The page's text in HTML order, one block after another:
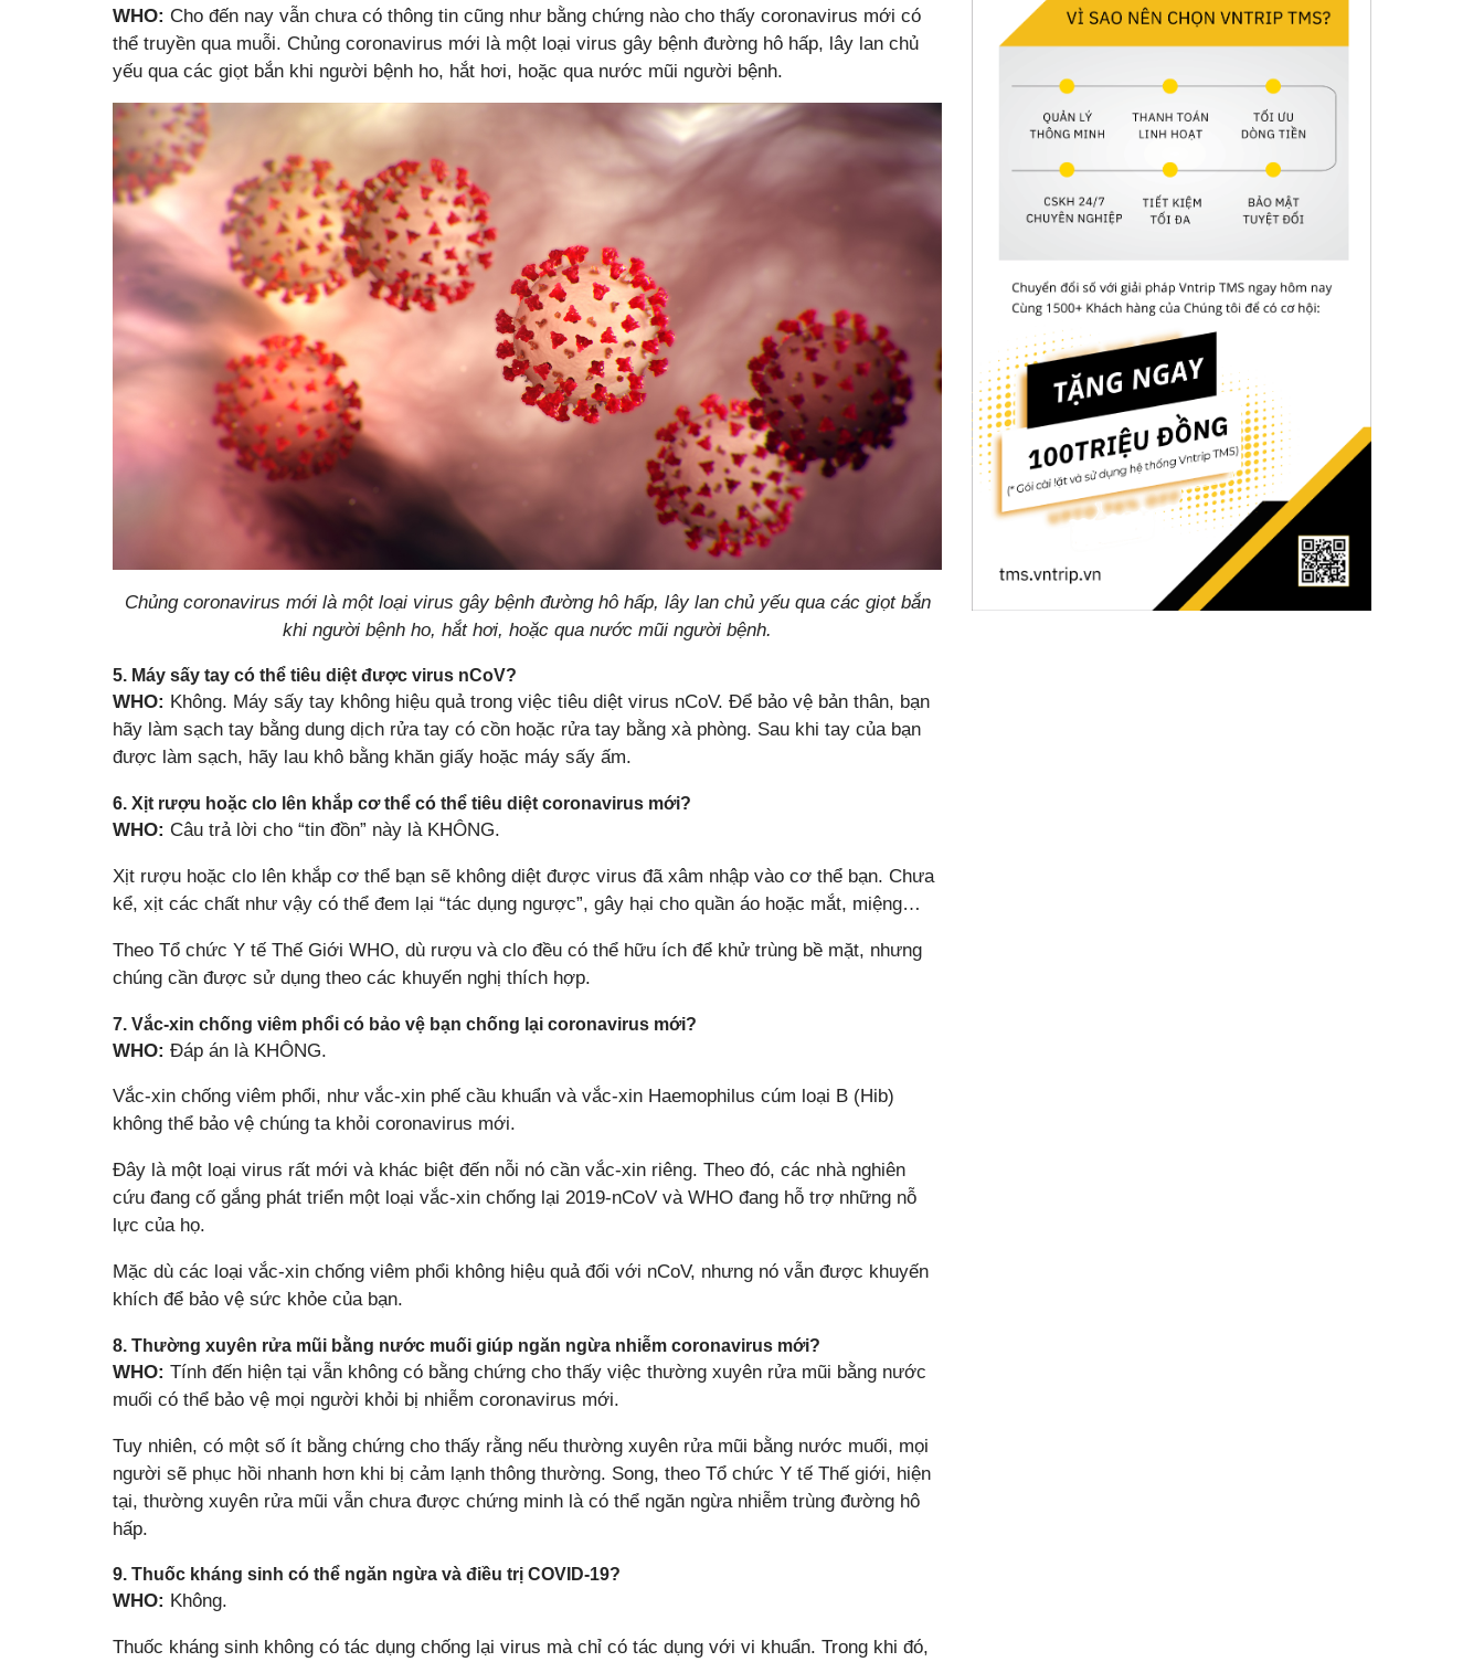
WHO: Cho đến nay vẫn chưa có thông tin cũng như bằng chứng nào cho thấy coronavirus mới có
thể truyền qua muỗi. Chủng coronavirus mới là một loại virus gây bệnh đường hô hấp, lây lan chủ
yếu qua các giọt bắn khi người bệnh ho, hắt hơi, hoặc qua nước mũi người bệnh.
Chủng coronavirus mới là một loại virus gây bệnh đường hô hấp, lây lan chủ yếu qua các giọt bắn
khi người bệnh ho, hắt hơi, hoặc qua nước mũi người bệnh.
5. Máy sấy tay có thể tiêu diệt được virus nCoV?
WHO: Không. Máy sấy tay không hiệu quả trong việc tiêu diệt virus nCoV. Để bảo vệ bản thân, bạn
hãy làm sạch tay bằng dung dịch rửa tay có cồn hoặc rửa tay bằng xà phòng. Sau khi tay của bạn
được làm sạch, hãy lau khô bằng khăn giấy hoặc máy sấy ấm.
6. Xịt rượu hoặc clo lên khắp cơ thể có thể tiêu diệt coronavirus mới?
WHO: Câu trả lời cho “tin đồn” này là KHÔNG.
Xịt rượu hoặc clo lên khắp cơ thể bạn sẽ không diệt được virus đã xâm nhập vào cơ thể bạn. Chưa
kể, xịt các chất như vậy có thể đem lại “tác dụng ngược”, gây hại cho quần áo hoặc mắt, miệng…
Theo Tổ chức Y tế Thế Giới WHO, dù rượu và clo đều có thể hữu ích để khử trùng bề mặt, nhưng
chúng cần được sử dụng theo các khuyến nghị thích hợp.
7. Vắc-xin chống viêm phổi có bảo vệ bạn chống lại coronavirus mới?
WHO: Đáp án là KHÔNG.
Vắc-xin chống viêm phổi, như vắc-xin phế cầu khuẩn và vắc-xin Haemophilus cúm loại B (Hib)
không thể bảo vệ chúng ta khỏi coronavirus mới.
Đây là một loại virus rất mới và khác biệt đến nỗi nó cần vắc-xin riêng. Theo đó, các nhà nghiên
cứu đang cố gắng phát triển một loại vắc-xin chống lại 2019-nCoV và WHO đang hỗ trợ những nỗ
lực của họ.
Mặc dù các loại vắc-xin chống viêm phổi không hiệu quả đối với nCoV, nhưng nó vẫn được khuyến
khích để bảo vệ sức khỏe của bạn.
8. Thường xuyên rửa mũi bằng nước muối giúp ngăn ngừa nhiễm coronavirus mới?
WHO: Tính đến hiện tại vẫn không có bằng chứng cho thấy việc thường xuyên rửa mũi bằng nước
muối có thể bảo vệ mọi người khỏi bị nhiễm coronavirus mới.
Tuy nhiên, có một số ít bằng chứng cho thấy rằng nếu thường xuyên rửa mũi bằng nước muối, mọi
người sẽ phục hồi nhanh hơn khi bị cảm lạnh thông thường. Song, theo Tổ chức Y tế Thế giới, hiện
tại, thường xuyên rửa mũi vẫn chưa được chứng minh là có thể ngăn ngừa nhiễm trùng đường hô
hấp.
9. Thuốc kháng sinh có thể ngăn ngừa và điều trị COVID-19?
WHO: Không.
Thuốc kháng sinh không có tác dụng chống lại virus mà chỉ có tác dụng với vi khuẩn. Trong khi đó,